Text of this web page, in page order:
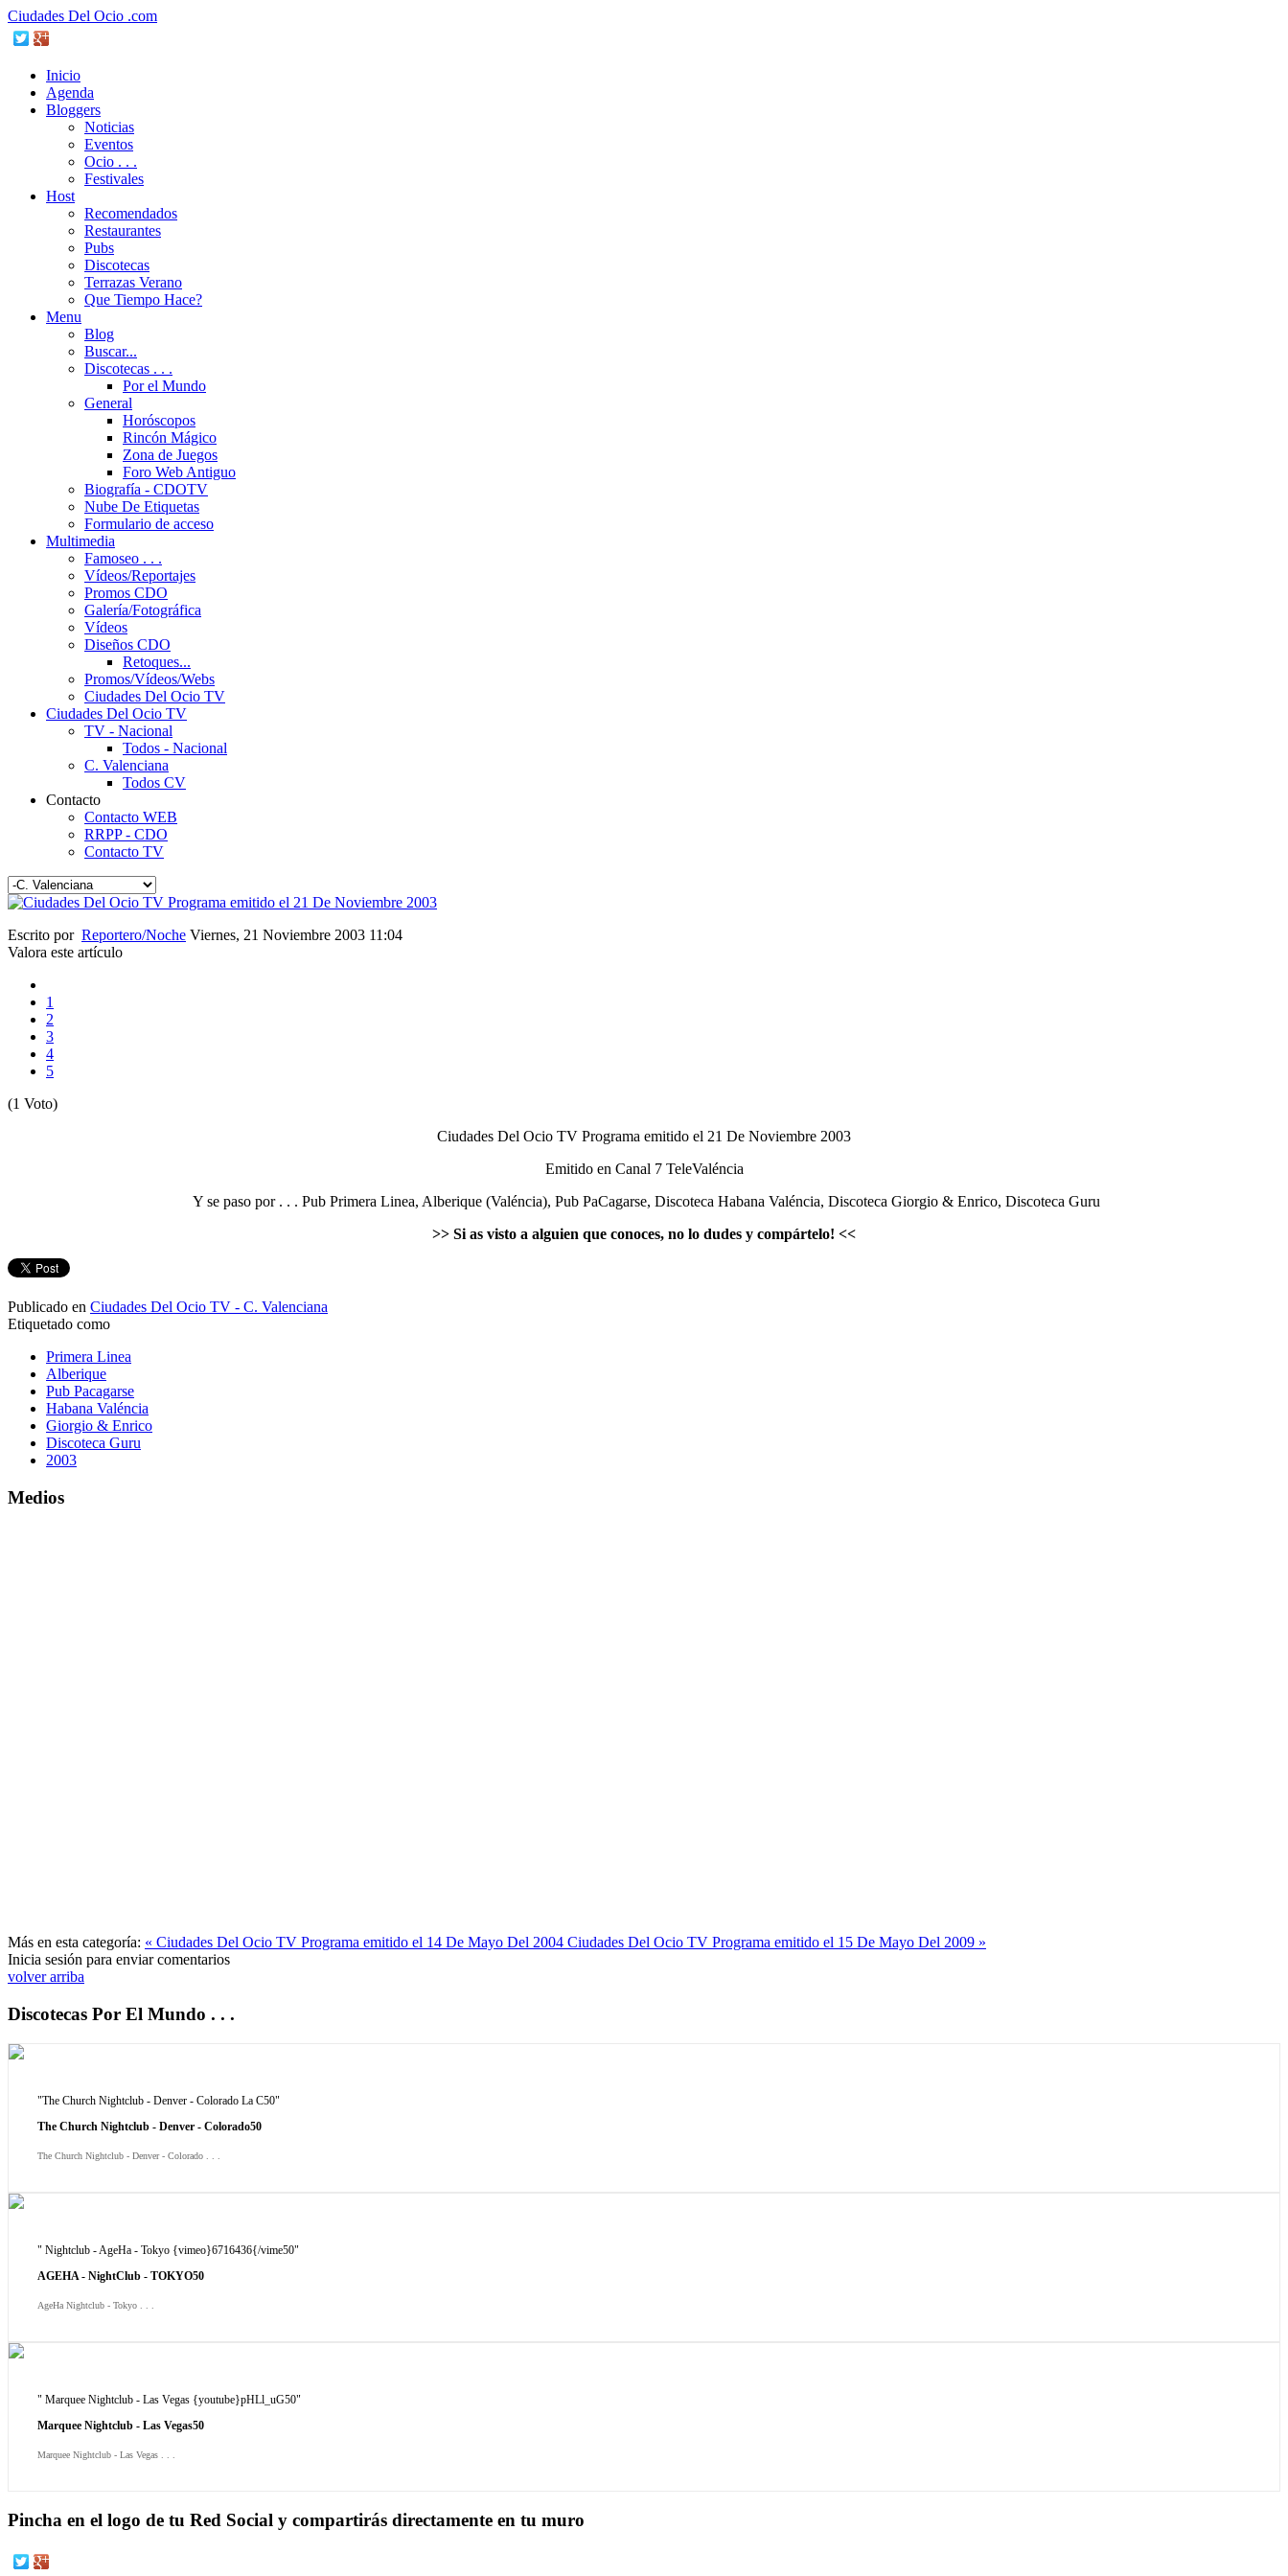
Ciudades Del Ocio .com
Inicio
Agenda
Bloggers
Noticias
Eventos
Ocio . . .
Festivales
Host
Recomendados
Restaurantes
Pubs
Discotecas
Terrazas Verano
Que Tiempo Hace?
Menu
Blog
Buscar...
Discotecas . . .
Por el Mundo
General
Horóscopos
Rincón Mágico
Zona de Juegos
Foro Web Antiguo
Biografía - CDOTV
Nube De Etiquetas
Formulario de acceso
Multimedia
Famoseo . . .
Vídeos/Reportajes
Promos CDO
Galería/Fotográfica
Vídeos
Diseños CDO
Retoques...
Promos/Vídeos/Webs
Ciudades Del Ocio TV
Ciudades Del Ocio TV
TV - Nacional
Todos - Nacional
C. Valenciana
Todos CV
Contacto
Contacto WEB
RRPP - CDO
Contacto TV
Escrito por Reportero/Noche Viernes, 21 Noviembre 2003 11:04
Valora este artículo
1
2
3
4
5
(1 Voto)
Ciudades Del Ocio TV Programa emitido el 21 De Noviembre 2003
Emitido en Canal 7 TeleValéncia
Y se paso por . . . Pub Primera Linea, Alberique (Valéncia), Pub PaCagarse, Discoteca Habana Valéncia, Discoteca Giorgio & Enrico, Discoteca Guru
>> Si as visto a alguien que conoces, no lo dudes y compártelo! <<
Publicado en Ciudades Del Ocio TV - C. Valenciana
Etiquetado como
Primera Linea
Alberique
Pub Pacagarse
Habana Valéncia
Giorgio & Enrico
Discoteca Guru
2003
Medios
Más en esta categoría: « Ciudades Del Ocio TV Programa emitido el 14 De Mayo Del 2004 Ciudades Del Ocio TV Programa emitido el 15 De Mayo Del 2009 »
Inicia sesión para enviar comentarios
volver arriba
Discotecas Por El Mundo . . .
"The Church Nightclub - Denver - Colorado La C50"
The Church Nightclub - Denver - Colorado50
The Church Nightclub - Denver - Colorado . . .
" Nightclub - AgeHa - Tokyo {vimeo}6716436{/vime50"
AGEHA - NightClub - TOKYO50
AgeHa Nightclub - Tokyo . . .
" Marquee Nightclub - Las Vegas {youtube}pHLl_uG50"
Marquee Nightclub - Las Vegas50
Marquee Nightclub - Las Vegas . . .
Pincha en el logo de tu Red Social y compartirás directamente en tu muro